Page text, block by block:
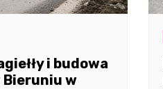
i budowa
Bieruniu w